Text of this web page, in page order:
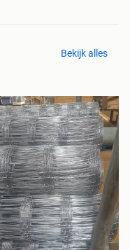
Bekijk alles